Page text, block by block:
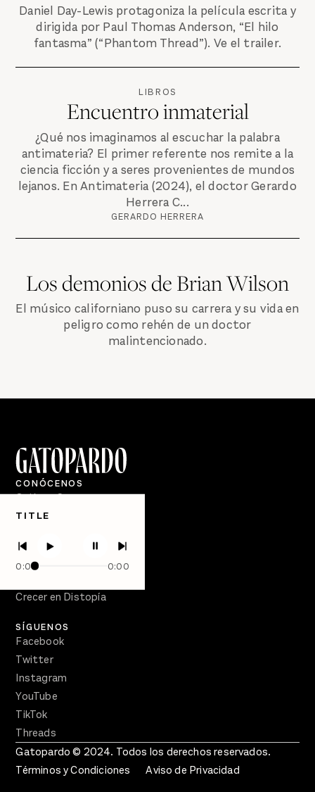
Daniel Day-Lewis protagoniza la película escrita y
dirigida por Paul Thomas Anderson, “El hilo
fantasma” (“Phantom Thread”). Ve el trailer.
LIBROS
Encuentro inmaterial
¿Qué nos imaginamos al escuchar la palabra
antimateria? El primer referente nos remite a la
ciencia ficción y a seres provenientes de mundos
lejanos. En Antimateria (2024), el doctor Gerardo
Herrera C...
GERARDO HERRERA
Los demonios de Brian Wilson
El músico californiano puso su carrera y su vida en
peligro como rehén de un doctor
malintencionado.
TITLE
0:00 0:00
CONÓCENOS
Quiénes Somos
Directorio
PÓDCASTS
Semanario Gatopardo
Crecer en Distopía
SÍGUENOS
Facebook
Twitter
Instagram
YouTube
TikTok
Threads
Gatopardo © 2024. Todos los derechos reservados.
Términos y Condiciones
Aviso de Privacidad